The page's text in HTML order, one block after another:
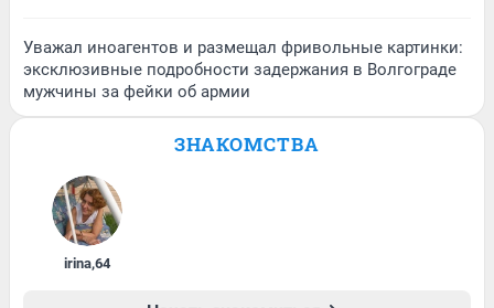
Уважал иноагентов и размещал фривольные картинки:
эксклюзивные подробности задержания в Волгограде
мужчины за фейки об армии
ЗНАКОМСТВА
irina,64